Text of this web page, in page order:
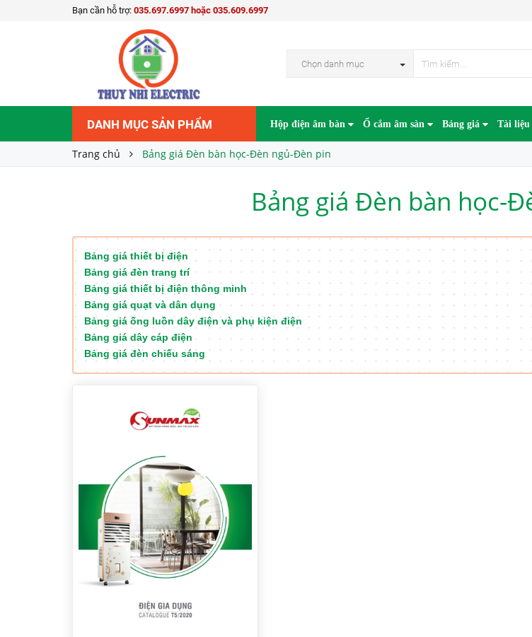
Bạn cần hỗ trợ: 035.697.6997 hoặc 035.609.6997
Chọn danh mục
DANH MỤC SẢN PHẨM Hộp điện âm bàn Ổ cắm âm sàn Bảng giá Tài
Trang chủ Bảng giá Đèn bàn học-Đèn ngủ-Đèn pin
Bảng giá Đèn bàn học-
Bảng giá thiết bị điện
Bảng giá đèn trang trí
Bảng giá thiết bị điện thông minh
Bảng giá quạt và dân dụng
Bảng giá ống luồn dây điện và phụ kiện điện
Bảng giá dây cáp điện
Bảng giá đèn chiếu sáng